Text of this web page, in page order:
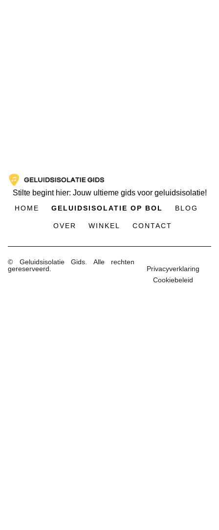
Stilte begint hier: Jouw ultieme gids voor geluidsisolatie!
HOME GELUIDSISOLATIE OP BOL BLOG
OVER WINKEL CONTACT
© Geluidsisolatie Gids. Alle rechten
gereserveerd.
Privacyverklaring
Cookiebeleid